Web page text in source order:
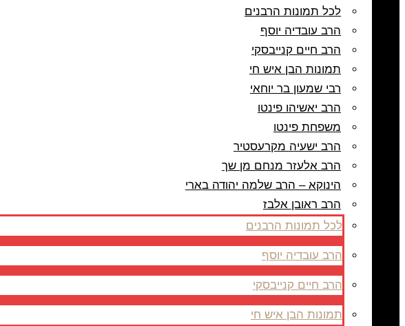
לכל תמונות הרבנים
הרב עובדיה יוסף
הרב חיים קנייבסקי
תמונות הבן איש חי
רבי שמעון בר יוחאי
הרב יאשיהו פינטו
משפחת פינטו
הרב ישעיה מקרעסטיר
הרב אלעזר מנחם מן שך
הינוקא – הרב שלמה יהודה בארי
הרב ראובן אלבז
לכל תמונות הרבנים
הרב עובדיה יוסף
הרב חיים קנייבסקי
תמונות הבן איש חי